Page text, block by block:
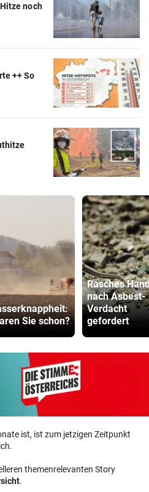
noch
++ So
Sie schon?
Rasches
nach Asbest-
Verdacht
gefordert
ist, ist zum jetzigen Zeitpunkt
themenrelevanten Story
.